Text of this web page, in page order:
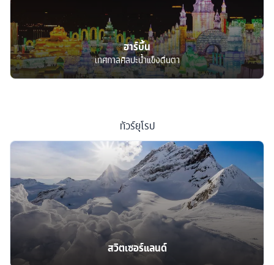
ฮาร์บิ้น
เทศกาลศิลปะน้ำแข็งตื่นตา
ทัวร์ยุโรป
สวิตเซอร์แลนด์